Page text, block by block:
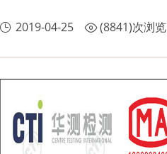
2019-04-25 (8841)次浏览